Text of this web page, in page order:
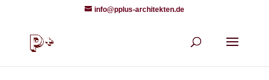
info@pplus-architekten.de